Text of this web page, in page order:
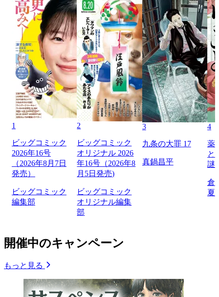
1
ビッグコミック
2026年16号
（2026年8月7日
発売）
ビッグコミック
編集部
2
ビッグコミック
オリジナル 2026
年16号（2026年8
月5日発売)
ビッグコミック
オリジナル編集
部
3
九条の大罪 17
真鍋昌平
4
薬
と
謎
倉
夏
開催中のキャンペーン
もっと見る